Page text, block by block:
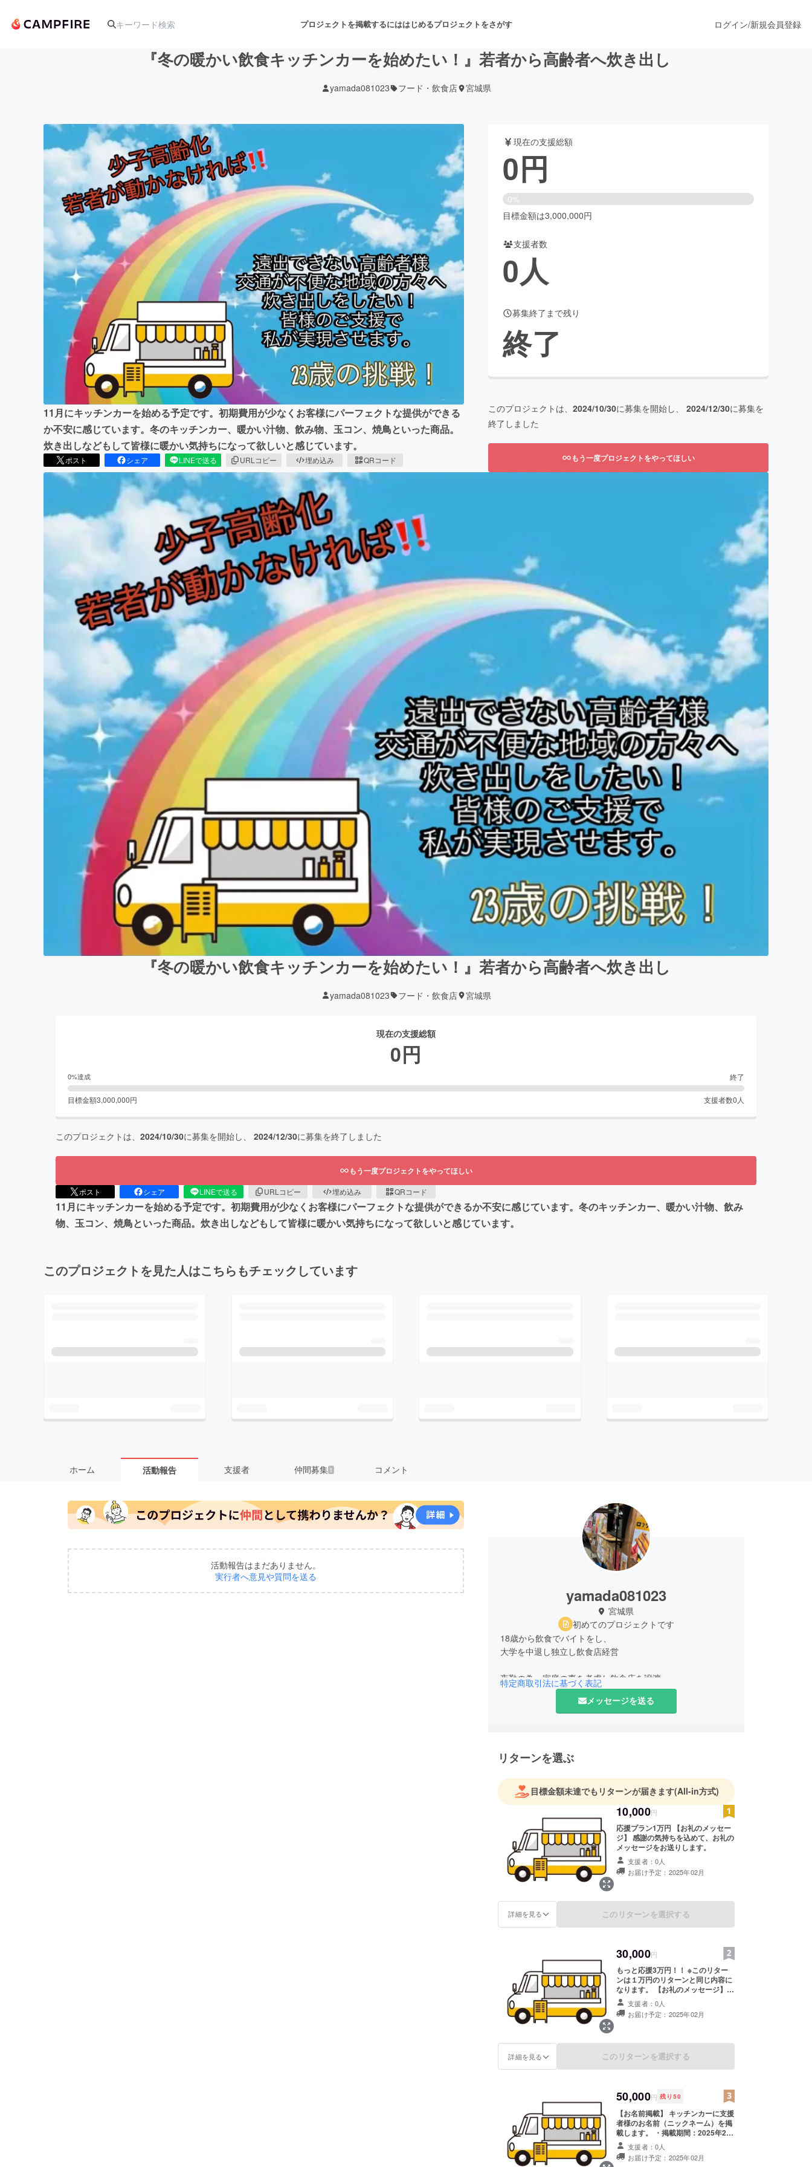
プロジェクトを掲載するにははじめるプロジェクトをさがす
アート・写真 舞台・パフォーマンス
テクノロジー・ガジェット ゲーム・サービス開発 フード・飲食店
映像・映画 書籍・雑誌出版 アニメ・漫画
ビジネス・起業 チャレンジ ビューティー・ヘルスケア
まちづくり・地域活性化
CAMPFIRE for Social Good
CAMPFIRE Creation
CAMPFIREふるさと納税
ログイン/新規会員登録
『冬の暖かい飲食キッチンカーを始めたい！』若者から高齢者へ炊き出し
yamada081023 フード・飲食店 宮城県
11月にキッチンカーを始める予定です。初期費用が少なくお客様にパーフェクトな提供ができる
か不安に感じています。冬のキッチンカー、暖かい汁物、飲み物、玉コン、焼鳥といった商品。
炊き出しなどもして皆様に暖かい気持ちになって欲しいと感じています。
ポスト シェア LINEで送る URLコピー 埋め込み QRコード
現在の支援総額
0円
0%
目標金額は3,000,000円
支援者数
0人
募集終了まで残り
終了
このプロジェクトは、 2024/10/30に募集を開始し、 2024/12/30に募集を
終了しました
もう一度プロジェクトをやってほしい
『冬の暖かい飲食キッチンカーを始めたい！』若者から高齢者へ炊き出し
yamada081023 フード・飲食店 宮城県
現在の支援総額
0円
0%達成 終了
目標金額3,000,000円 支援者数0 人
このプロジェクトは、 2024/10/30に募集を開始し、 2024/12/30に募集を終了しました
もう一度プロジェクトをやってほしい
ポスト シェア LINEで送る URLコピー 埋め込み QRコード
11月にキッチンカーを始める予定です。初期費用が少なくお客様にパーフェクトな提供ができるか不安に感じています。冬のキッチンカー、暖かい汁物、飲み
物、玉コン、焼鳥といった商品。炊き出しなどもして皆様に暖かい気持ちになって欲しいと感じています。
このプロジェクトを見た人はこちらもチェックしています
ホーム 活動報告 支援者 仲間募集 1 コメント
活動報告はまだありません。
実行者へ意見や質問を送る
yamada081023
宮城県
初めてのプロジェクトです
18歳から飲食でバイトをし、
大学を中退し独立し飲食店経営
夜勤の為、家庭の事を考慮し飲食店を譲渡。
昼の開業に頭を向けました。
特定商取引法に基づく表記
メッセージを送る
リターンを選ぶ
目標金額未達でもリターンが届きます(All-in方式)
10,000円
応援プラン1万円 【お礼のメッセー
ジ】 感謝の気持ちを込めて、お礼の
メッセージをお送りします。
支援者：0人
お届け予定：2025年02月
詳細を見る このリターンを選択する
30,000円
もっと応援3万円！！ ※このリター
ンは１万円のリターンと同じ内容に
なります。 【お礼のメッセージ】
感謝の気持ちを込めて、お礼のメッ
セージをお送りします。
支援者：0人
お届け予定：2025年02月
詳細を見る このリターンを選択する
50,000円 残り 50
【お名前掲載】 キッチンカーに支援
者様のお名前（ニックネーム）を掲
載します。 ・掲載期間：2025年2月
1日〜1年間掲載 ・掲載方法：文字
のみ、ロゴ／バナーの掲載は不可
約文字サイズ5×25 ・
支援者：0人
お届け予定：2025年02月